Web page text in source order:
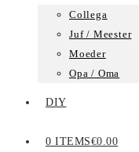
Collega
Juf / Meester
Moeder
Opa / Oma
DIY
0 ITEMS€0.00